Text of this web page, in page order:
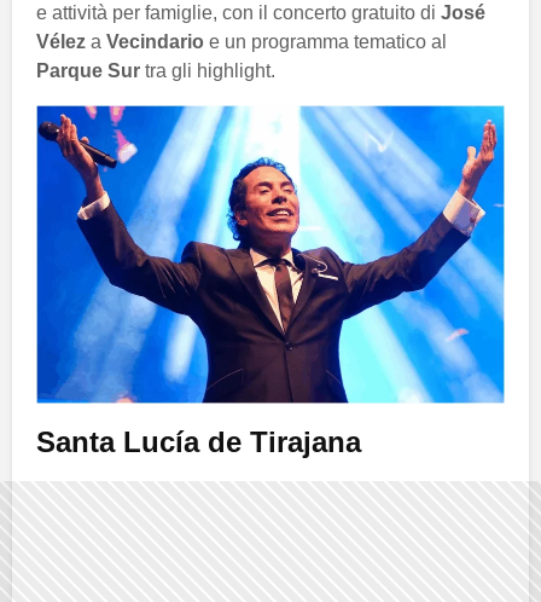
e attività per famiglie, con il concerto gratuito di José
Vélez a Vecindario e un programma tematico al
Parque Sur tra gli highlight.
Santa Lucía de Tirajana